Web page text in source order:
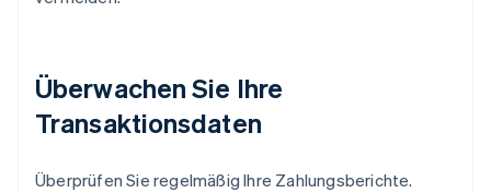
Überwachen Sie Ihre
Transaktionsdaten
Überprüfen Sie regelmäßig Ihre Zahlungsberichte.